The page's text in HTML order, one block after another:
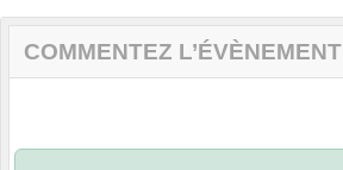
COMMENTEZ L’ÉVÈNEMENT